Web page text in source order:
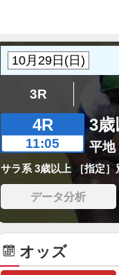
3R
4R
11:05
3歳
平
サラ系 3歳以上 ［指定］
データ分析
オッズ